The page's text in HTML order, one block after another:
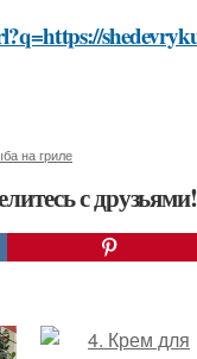
на гриле
с друзьями!